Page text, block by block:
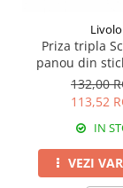
Livolo
Priza tripla
panou din
Livolo
132,00
113,52
IN
VEZI